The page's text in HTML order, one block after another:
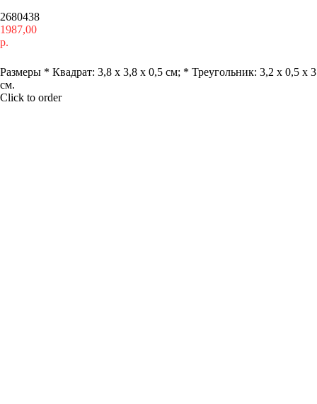
2680438
1987,00
р.
Размеры * Квадрат: 3,8 х 3,8 х 0,5 см; * Треугольник: 3,2 х 0,5 х 3
см.
Click to order